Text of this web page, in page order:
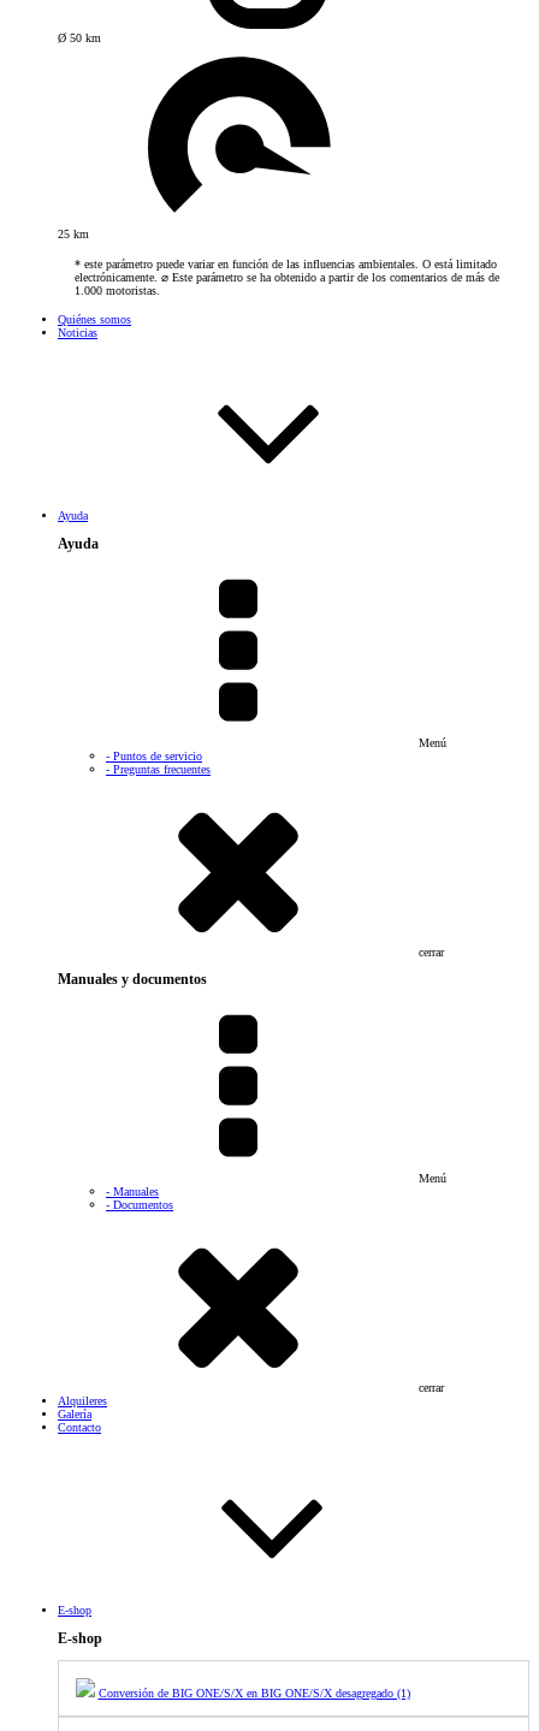
Ø 50 km
25 km
* este parámetro puede variar en función de las influencias ambientales. O está limitado
electrónicamente. ⌀ Este parámetro se ha obtenido a partir de los comentarios de más de
1.000 motoristas.
Quiénes somos
Noticias
Ayuda
Ayuda
Menú
- Puntos de servicio
- Preguntas frecuentes
cerrar
Manuales y documentos
Menú
- Manuales
- Documentos
cerrar
Alquileres
Galería
Contacto
E-shop
E-shop
Conversión de BIG ONE/S/X en BIG ONE/S/X desagregado (1)